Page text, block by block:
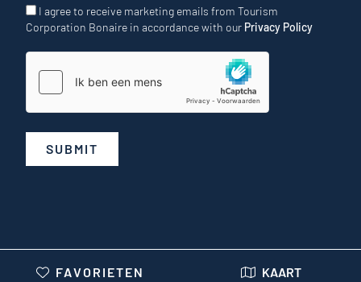
I agree to receive marketing emails from Tourism
Corporation Bonaire in accordance with our Privacy Policy
SUBMIT
FAVORIETEN KAART